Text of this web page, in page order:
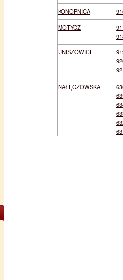
KONOPNICA
MOTYCZ
UNISZOWICE
NAŁĘCZOWSKA